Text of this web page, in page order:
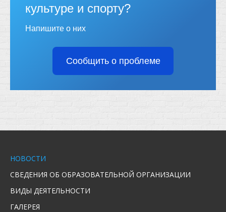
культуре и спорту?
Напишите о них
Сообщить о проблеме
НОВОСТИ
СВЕДЕНИЯ ОБ ОБРАЗОВАТЕЛЬНОЙ ОРГАНИЗАЦИИ
ВИДЫ ДЕЯТЕЛЬНОСТИ
ГАЛЕРЕЯ